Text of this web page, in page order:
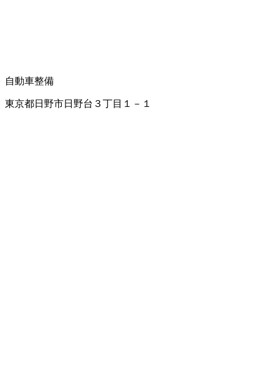
自動車整備
東京都日野市日野台３丁目１－１